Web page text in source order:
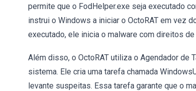
permite que o FodHelper.exe seja executado
instrui o Windows a iniciar o OctoRAT em vez
executado, ele inicia o malware com direitos
Além disso, o OctoRAT utiliza o Agendador de
sistema. Ele cria uma tarefa chamada
levante suspeitas. Essa tarefa garante que o